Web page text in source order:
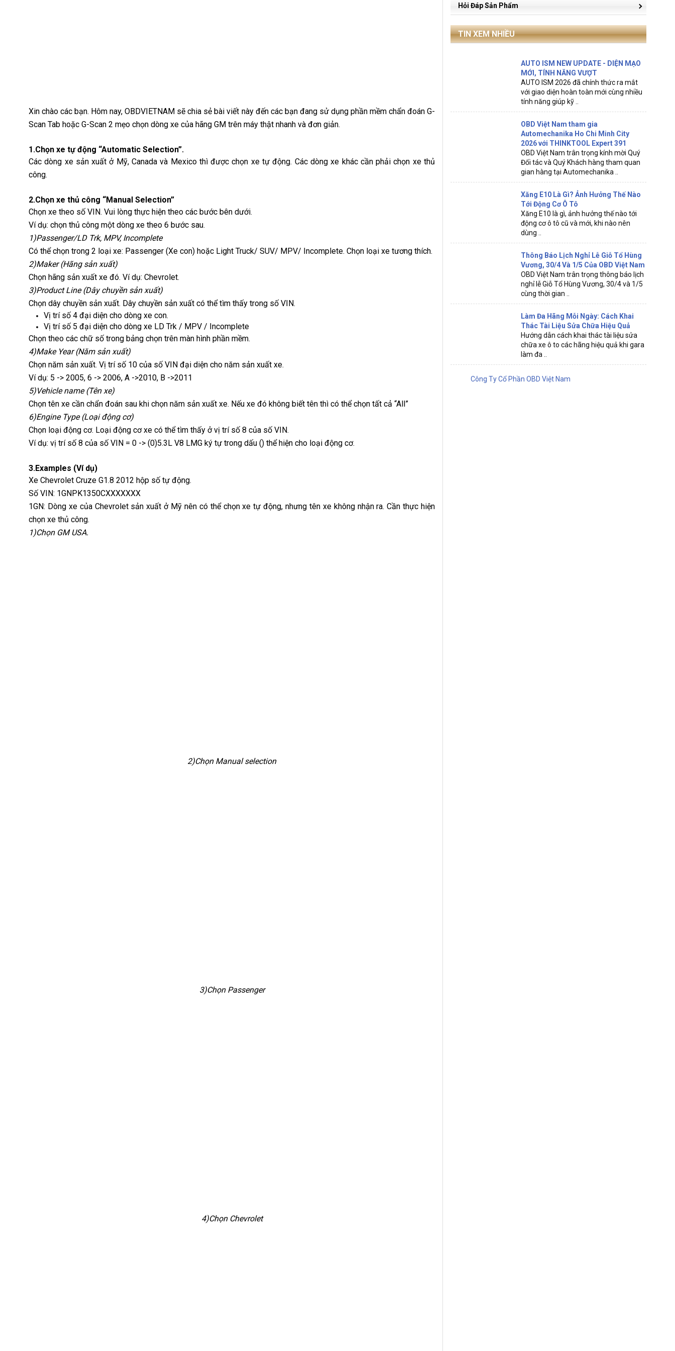
Xin chào các bạn. Hôm nay, OBDVIETNAM sẽ chia sẻ bài viết này đến các bạn đang sử dụng phần mềm chẩn đoán G-
Scan Tab hoặc G-Scan 2 mẹo chọn dòng xe của hãng GM trên máy thật nhanh và đơn giản.
1.Chọn xe tự động “Automatic Selection”.
Các dòng xe sản xuất ở Mỹ, Canada và Mexico thì được chọn xe tự động. Các dòng xe khác cần phải chọn xe thủ
công.
2.Chọn xe thủ công “Manual Selection”
Chọn xe theo số VIN. Vui lòng thực hiện theo các bước bên dưới.
Ví dụ: chọn thủ công một dòng xe theo 6 bước sau.
1)Passenger/LD Trk, MPV, Incomplete
Có thể chọn trong 2 loại xe: Passenger (Xe con) hoặc Light Truck/ SUV/ MPV/ Incomplete. Chọn loại xe tương thích.
2)Maker (Hãng sản xuất)
Chọn hãng sản xuất xe đó. Ví dụ: Chevrolet.
3)Product Line (Dây chuyền sản xuất)
Chọn dây chuyền sản xuất. Dây chuyền sản xuất có thể tìm thấy trong số VIN.
Vị trí số 4 đại diện cho dòng xe con.
Vị trí số 5 đại diện cho dòng xe LD Trk / MPV / Incomplete
Chọn theo các chữ số trong bảng chọn trên màn hình phần mềm.
4)Make Year (Năm sản xuất)
Chọn năm sản xuất. Vị trí số 10 của số VIN đại diện cho năm sản xuất xe.
Ví dụ: 5 -> 2005, 6 -> 2006, A ->2010, B ->2011
5)Vehicle name (Tên xe)
Chọn tên xe cần chẩn đoán sau khi chọn năm sản xuất xe. Nếu xe đó không biết tên thì có thể chọn tất cả “All”
6)Engine Type (Loại động cơ)
Chọn loại động cơ. Loại động cơ xe có thể tìm thấy ở vị trí số 8 của số VIN.
Ví dụ: vị trí số 8 của số VIN = 0 -> (0)5.3L V8 LMG ký tự trong dấu () thể hiện cho loại động cơ.
3.Examples (Ví dụ)
Xe Chevrolet Cruze G1.8 2012 hộp số tự động.
Số VIN: 1GNPK1350CXXXXXXX
1GN: Dòng xe của Chevrolet sản xuất ở Mỹ nên có thể chọn xe tự động, nhưng tên xe không nhận ra. Cần thực hiện
chọn xe thủ công.
1)Chọn GM USA.
2)Chọn Manual selection
3)Chọn Passenger
4)Chọn Chevrolet
Hỏi Đáp Sản Phẩm
TIN XEM NHIỀU
AUTO ISM NEW UPDATE - DIỆN MẠO
MỚI, TÍNH NĂNG VƯỢT
AUTO ISM 2026 đã chính thức ra mắt
với giao diện hoàn toàn mới cùng nhiều
tính năng giúp kỹ ..
OBD Việt Nam tham gia
Automechanika Ho Chi Minh City
2026 với THINKTOOL Expert 391
OBD Việt Nam trân trọng kính mời Quý
Đối tác và Quý Khách hàng tham quan
gian hàng tại Automechanika ..
Xăng E10 Là Gì? Ảnh Hưởng Thế Nào
Tới Động Cơ Ô Tô
Xăng E10 là gì, ảnh hưởng thế nào tới
động cơ ô tô cũ và mới, khi nào nên
dùng ..
Thông Báo Lịch Nghỉ Lễ Giỗ Tổ Hùng
Vương, 30/4 Và 1/5 Của OBD Việt Nam
OBD Việt Nam trân trọng thông báo lịch
nghỉ lễ Giỗ Tổ Hùng Vương, 30/4 và 1/5
cùng thời gian ..
Làm Đa Hãng Mỗi Ngày: Cách Khai
Thác Tài Liệu Sửa Chữa Hiệu Quả
Hướng dẫn cách khai thác tài liệu sửa
chữa xe ô to các hãng hiệu quả khi gara
làm đa ..
Công Ty Cổ Phần OBD Việt Nam